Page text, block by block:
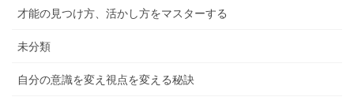
才能の見つけ方、活かし方をマスターする
未分類
自分の意識を変え視点を変える秘訣